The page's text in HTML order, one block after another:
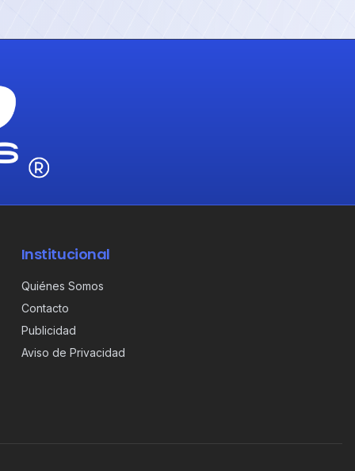
Institucional
Quiénes Somos
Contacto
Publicidad
Aviso de Privacidad